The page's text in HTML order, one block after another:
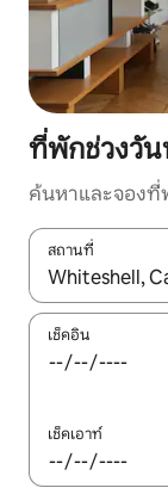
ที่พักช่วงวัน
ค้นหาและจองที่
สถานที่
ใช้ลูกศรขึ้นลง ห
เช็คอิน
เช็คเอาท์